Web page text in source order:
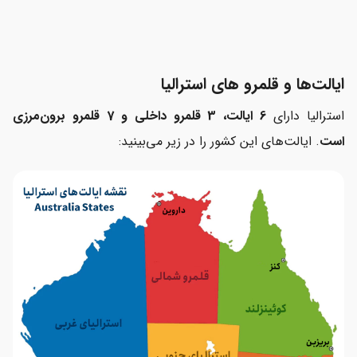
ایالت‌ها و قلمرو های استرالیا
استرالیا دارای
6 ایالت، 3 قلمرو داخلی و 7 قلمرو برون‌مرزی
است. ایالت‌های این کشور را در زیر می‌بینید: